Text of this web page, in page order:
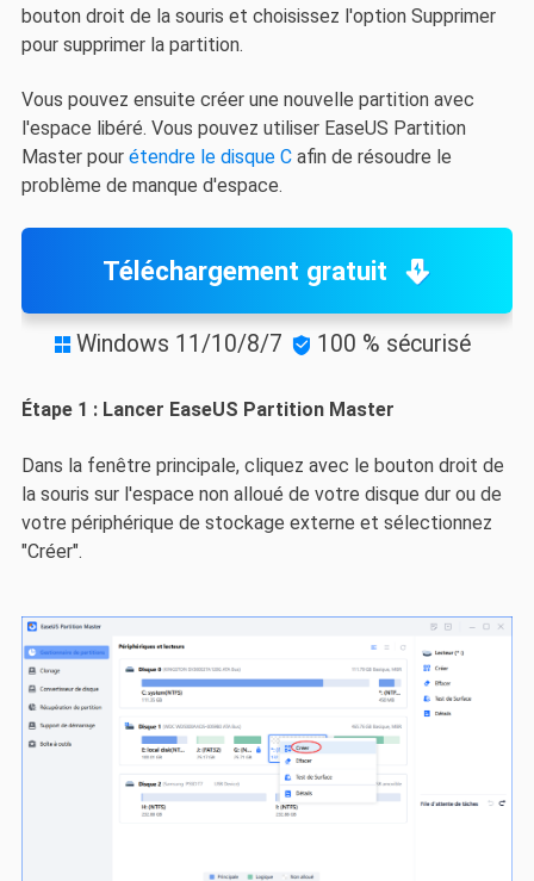
bouton droit de la souris et choisissez l'option Supprimer
pour supprimer la partition.
Vous pouvez ensuite créer une nouvelle partition avec
l'espace libéré. Vous pouvez utiliser EaseUS Partition
Master pour étendre le disque Cafin de résoudre le
problème de manque d'espace.
Téléchargement gratuit
 Windows 11/10/8/7  100 % sécurisé
Étape 1 : Lancer EaseUS Partition Master
Dans la fenêtre principale, cliquez avec le bouton droit de
la souris sur l'espace non alloué de votre disque dur ou de
votre périphérique de stockage externe et sélectionnez
"Créer".